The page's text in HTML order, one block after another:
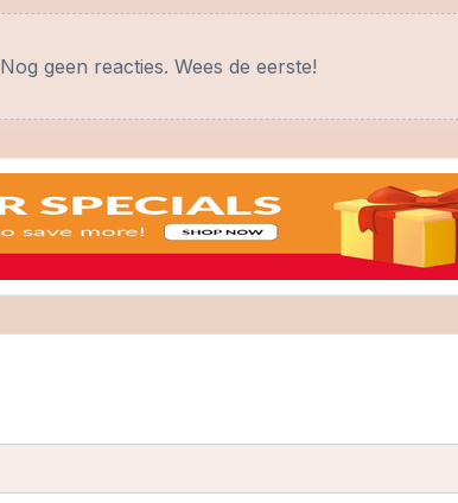
Nog geen reacties. Wees de eerste!